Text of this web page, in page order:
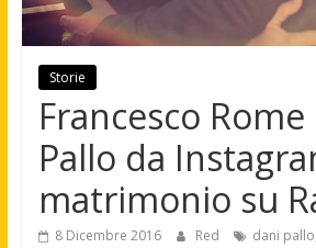
Storie
Francesco
Pallo da
matrimonio su
8 Dicembre 2016 Red dani pallo